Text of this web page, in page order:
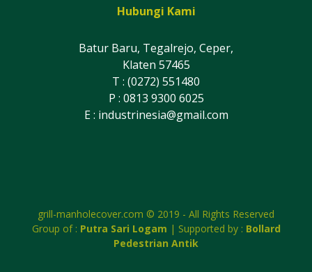
Hubungi Kami
Batur Baru, Tegalrejo, Ceper,
Klaten 57465
T : (0272) 551480
P : 0813 9300 6025
E : industrinesia@gmail.com
grill-manholecover.com © 2019 - All Rights Reserved
Group of : Putra Sari Logam | Supported by : Bollard
Pedestrian Antik